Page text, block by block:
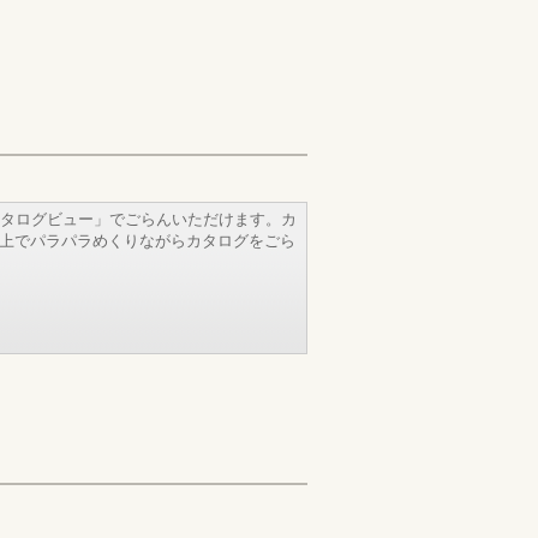
ログビュー」でごらんいただけます。カ
でパラパラめくりながらカタログをごら